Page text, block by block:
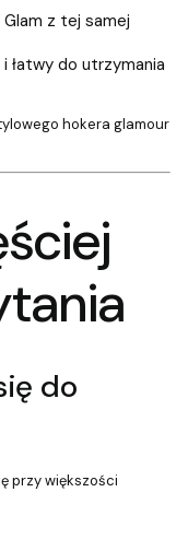
z tej samej
łatwy do utrzymania
hokera glamour
do
przy większości